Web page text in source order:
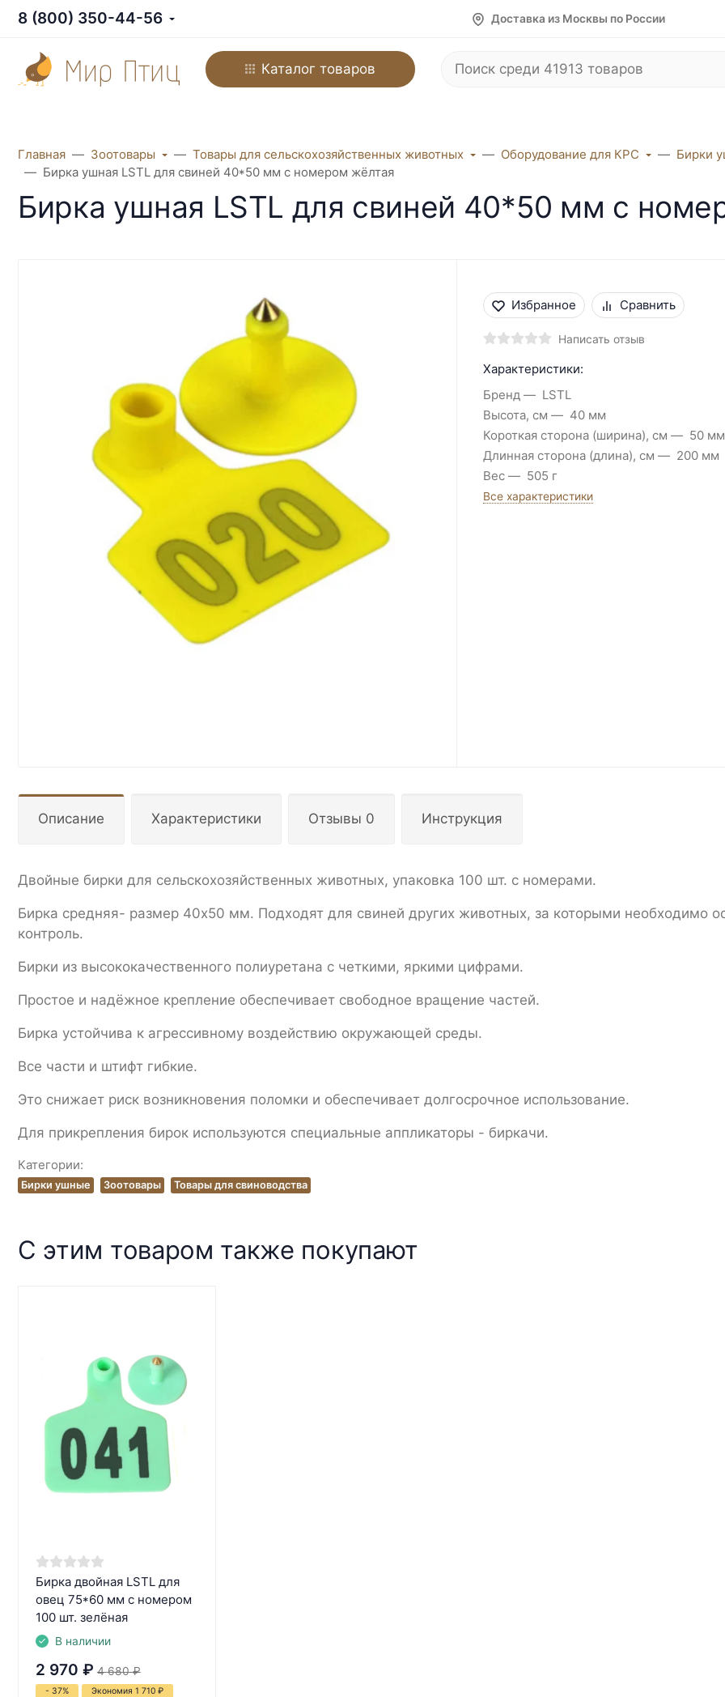
8 (800) 350-44-56 Доставка из Москвы по России
Каталог товаров
Главная Зоотовары Товары для сельскохозяйственных животных Оборудование для КРС
Бирки
Бирка ушная LSTL для свиней 40*50 мм с номером жёлтая
Бирка ушная LSTL для свиней 40*50 мм с
Избранное Сравнить
Написать отзыв
Характеристики:
Бренд
LSTL
Высота, см
40 мм
Короткая сторона (ширина), см
50 мм
Длинная сторона (длина), см
200 мм
Вес
505 г
Все характеристики
Описание Характеристики Отзывы 0 Инструкция
Двойные бирки для сельскохозяйственных животных, упаковка 100 шт. с номерами.
Бирка средняя- размер 40х50 мм. Подходят для свиней других животных, за которыми необходимо
контроль.
Бирки из высококачественного полиуретана с четкими, яркими цифрами.
Простое и надёжное крепление обеспечивает свободное вращение частей.
Бирка устойчива к агрессивному воздействию окружающей среды.
Все части и штифт гибкие.
Это снижает риск возникновения поломки и обеспечивает долгосрочное использование.
Для прикрепления бирок используются специальные аппликаторы - биркачи.
Категории:
Бирки ушные Зоотовары Товары для свиноводства
С этим товаром также покупают
Бирка двойная LSTL для
овец 75*60 мм с номером
100 шт. зелёная
В наличии
2 970 ₽ 4 680 ₽
- 37% Экономия 1 710 ₽